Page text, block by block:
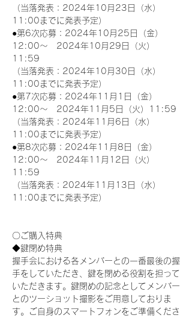
（当落発表：2024年10月23日（水）
11:00までに発表予定）
●第6次応募：2024年10月25日（金）
12:00～　2024年10月29日（火）
11:59
（当落発表：2024年10月30日（水）
11:00までに発表予定）
●第7次応募：2024年11月1日（金）
12:00～　2024年11月5日（火）11:59
（当落発表：2024年11月6日（水）
11:00までに発表予定）
●第8次応募：2024年11月8日（金）
12:00～　2024年11月12日（火）
11:59
（当落発表：2024年11月13日（水）
11:00までに発表予定）
〇ご購入特典
◆鍵閉め特典
握手会における各メンバーとの一番最後の握
手をしていただき、鍵を閉める役割を担って
いただきます。鍵閉めの記念としてメンバー
とのツーショット撮影をご用意しておりま
す。ご自身のスマートフォンをご準備くださ